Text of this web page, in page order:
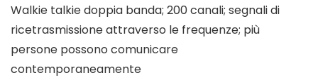
Walkie talkie doppia banda; 200 canali; segnali di
ricetrasmissione attraverso le frequenze; più
persone possono comunicare
contemporaneamente